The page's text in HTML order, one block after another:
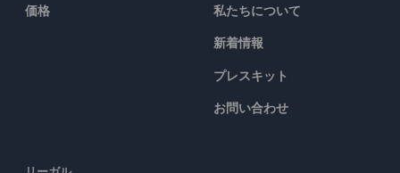
価格
私たちについて
新着情報
プレスキット
お問い合わせ